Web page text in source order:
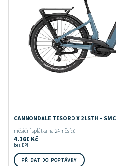
CANNONDALE TESORO X 2 LSTH – SMC
měsíční splátka na 24 měsíců
4.160 Kč
bez DPH
PŘIDAT DO POPTÁVKY